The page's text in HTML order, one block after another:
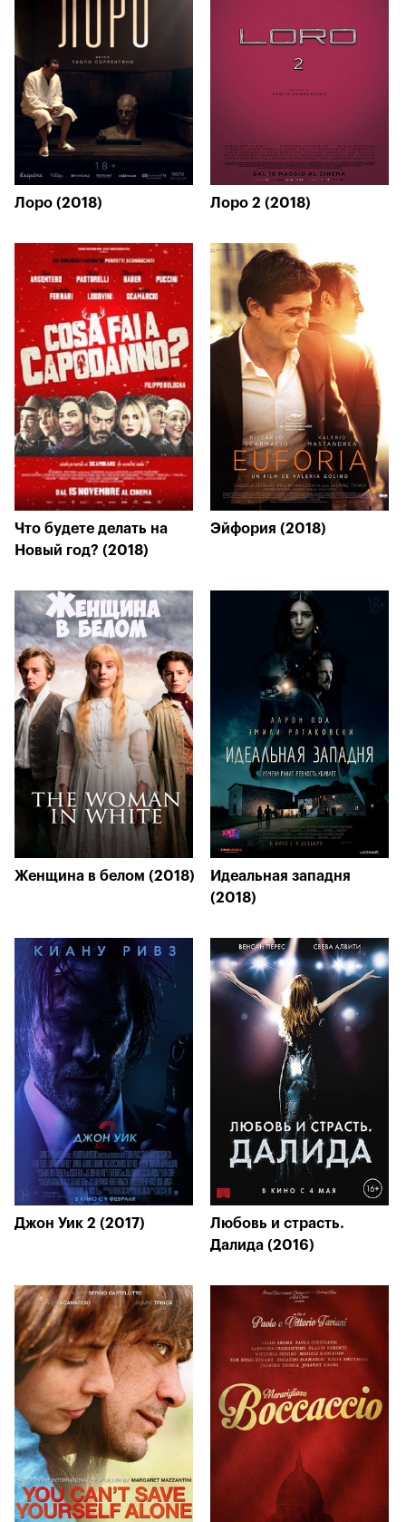
Лоро (2018) Лоро 2 (2018)
Что будете делать на
Новый год? (2018)
Эйфория (2018)
Женщина в белом (2018)
Идеальная западня
(2018)
Джон Уик 2 (2017)
Любовь и страсть.
Далида (2016)